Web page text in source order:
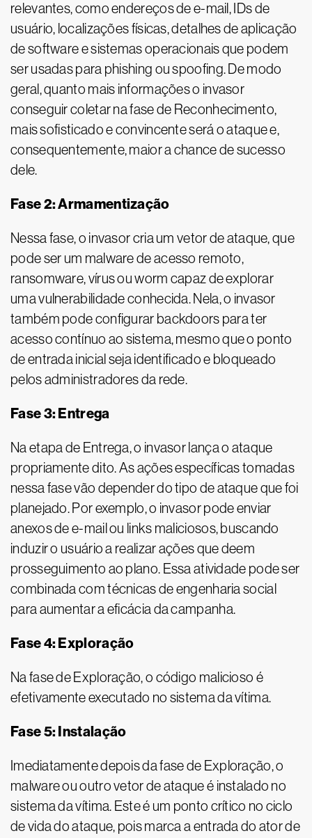
relevantes, como endereços de e-mail, IDs de
usuário, localizações físicas, detalhes de aplicação
de software e sistemas operacionais que podem
ser usadas para phishing ou spoofing. De modo
geral, quanto mais informações o invasor
conseguir coletar na fase de Reconhecimento,
mais sofisticado e convincente será o ataque e,
consequentemente, maior a chance de sucesso
dele.
Fase 2: Armamentização
Nessa fase, o invasor cria um vetor de ataque, que
pode ser um malware de acesso remoto,
ransomware, vírus ou worm capaz de explorar
uma vulnerabilidade conhecida. Nela, o invasor
também pode configurar backdoors para ter
acesso contínuo ao sistema, mesmo que o ponto
de entrada inicial seja identificado e bloqueado
pelos administradores da rede.
Fase 3: Entrega
Na etapa de Entrega, o invasor lança o ataque
propriamente dito. As ações específicas tomadas
nessa fase vão depender do tipo de ataque que foi
planejado. Por exemplo, o invasor pode enviar
anexos de e-mail ou links maliciosos, buscando
induzir o usuário a realizar ações que deem
prosseguimento ao plano. Essa atividade pode ser
combinada com técnicas de engenharia social
para aumentar a eficácia da campanha.
Fase 4: Exploração
Na fase de Exploração, o código malicioso é
efetivamente executado no sistema da vítima.
Fase 5: Instalação
Imediatamente depois da fase de Exploração, o
malware ou outro vetor de ataque é instalado no
sistema da vítima. Este é um ponto crítico no ciclo
de vida do ataque, pois marca a entrada do ator de